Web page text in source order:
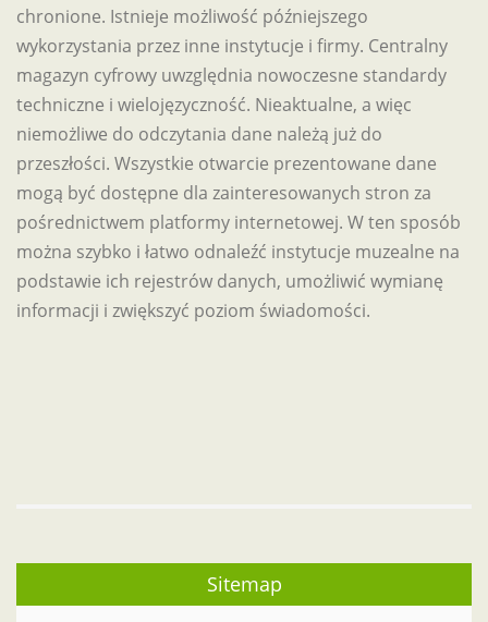
chronione. Istnieje możliwość późniejszego
wykorzystania przez inne instytucje i firmy. Centralny
magazyn cyfrowy uwzględnia nowoczesne standardy
techniczne i wielojęzyczność. Nieaktualne, a więc
niemożliwe do odczytania dane należą już do
przeszłości. Wszystkie otwarcie prezentowane dane
mogą być dostępne dla zainteresowanych stron za
pośrednictwem platformy internetowej. W ten sposób
można szybko i łatwo odnaleźć instytucje muzealne na
podstawie ich rejestrów danych, umożliwić wymianę
informacji i zwiększyć poziom świadomości.
Sitemap